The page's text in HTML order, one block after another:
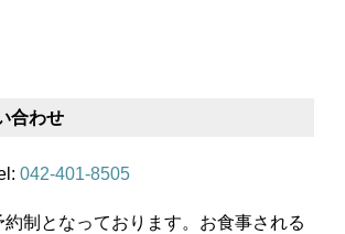
合わせ
042-401-8505
約制となっております。お食事される